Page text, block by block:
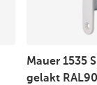
Mauer 1535
gelakt